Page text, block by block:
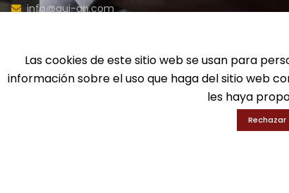
info@gui-an.com
Fax: 916 537 814
Las cookies de este sitio web se usan para
información sobre el uso que haga del sitio web
les haya